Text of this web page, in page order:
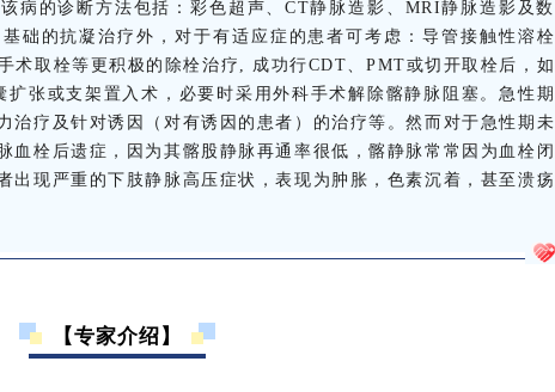
病的诊断方法包括：彩色超声、CT静脉造影、MRI静脉造影及数
础的抗凝治疗外，对于有适应症的患者可考虑：导管接触性溶栓
术取栓等更积极的除栓治疗, 成功行CDT、PMT或切开取栓后，如
张或支架置入术，必要时采用外科手术解除髂静脉阻塞。急性期
治疗及针对诱因（对有诱因的患者）的治疗等。然而对于急性期未
血栓后遗症，因为其髂股静脉再通率很低，髂静脉常常因为血栓闭
出现严重的下肢静脉高压症状，表现为肿胀，色素沉着，甚至溃疡
【专家介绍】